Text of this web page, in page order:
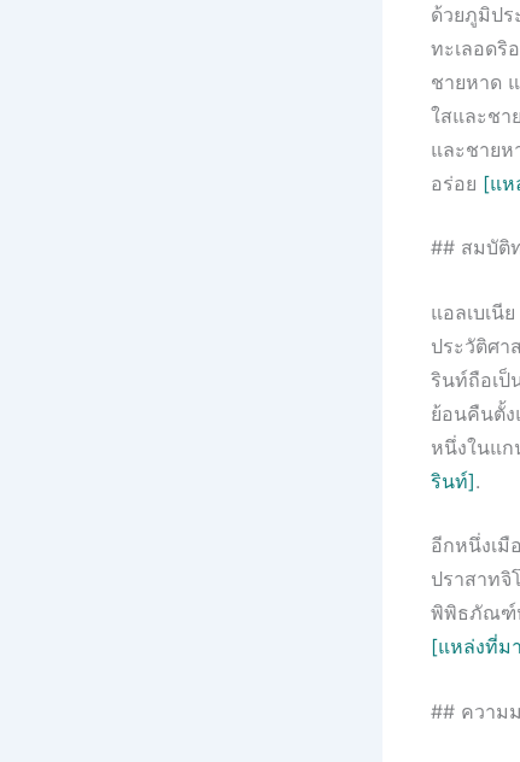
ด้วยภูมิปร
ทะเลอดริ
ชายหาด
ใสและชา
และชายห
อร่อย [แห
## สมบัติ
แอลเบเนี
ประวัติศา
รินท์ถือเป็
ย้อนคืนตั้
หนึ่งในแ
รินท์].
อีกหนึ่งเมื
ปราสาทจิ
พิพิธภัณฑ์ห
[แหล่งที่ม
## ความ